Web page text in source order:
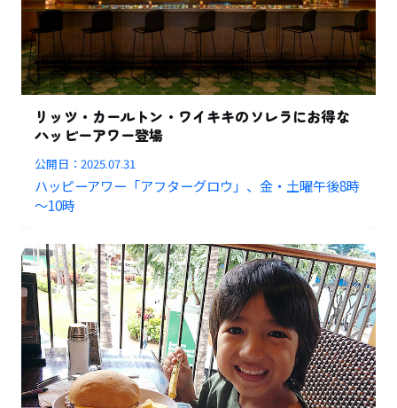
リッツ・カールトン・ワイキキのソレラにお得な
ハッピーアワー登場
公開日：2025.07.31
ハッピーアワー「アフターグロウ」、金・土曜午後8時
～10時